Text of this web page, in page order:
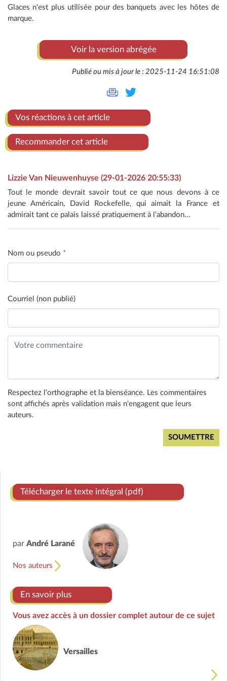
Glaces n'est plus utilisée pour des banquets avec les hôtes de
marque.
Voir la version abrégée
Publié ou mis à jour le : 2025-11-24 16:51:08
Vos réactions à cet article
Recommander cet article
Lizzie Van Nieuwenhuyse (29-01-2026 20:55:33)
Tout le monde devrait savoir tout ce que nous devons à ce
jeune Américain, David Rockefelle, qui aimait la France et
admirait tant ce palais laissé pratiquement à l'abandon...
Nom ou pseudo *
Courriel (non publié)
Respectez l'orthographe et la bienséance. Les commentaires
sont affichés après validation mais n'engagent que leurs
auteurs.
Télécharger le texte intégral (pdf)
par André Larané
Nos auteurs
En savoir plus
Vous avez accès à un dossier complet autour de ce sujet
Versailles